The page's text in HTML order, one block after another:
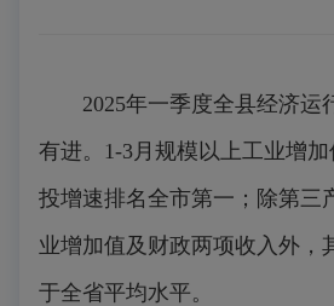
2025年一季度全县经济运
有进。1-3月规模以上工业增
投增速排名全市第一；除第三
业增加值及财政两项收入外，
于全省平均水平。